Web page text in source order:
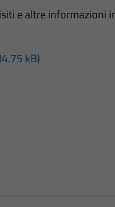
e altre informazioni
kB)